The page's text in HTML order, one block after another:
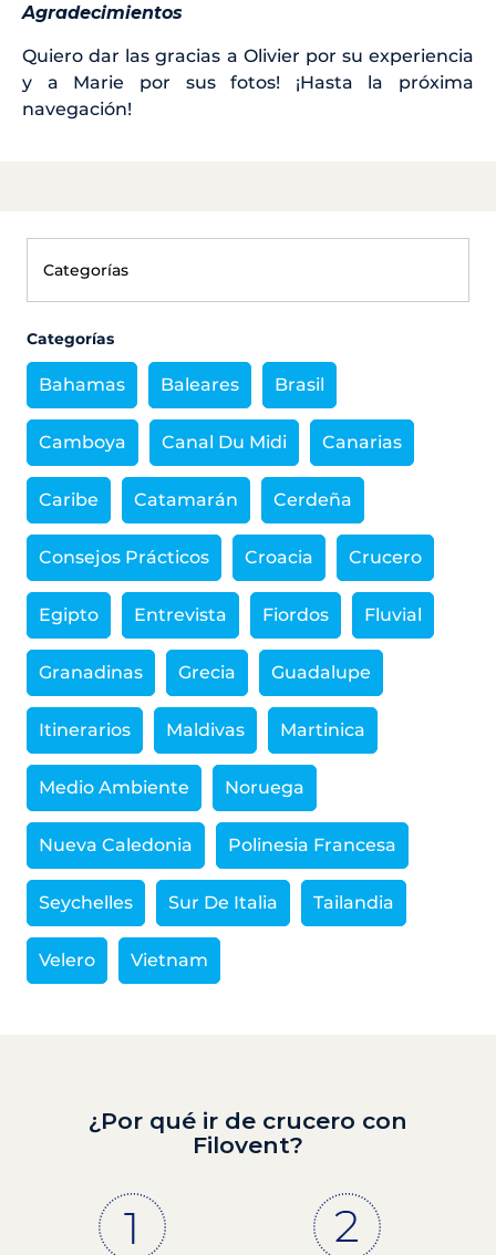
Agradecimientos
Quiero dar las gracias a Olivier por su experiencia
y a Marie por sus fotos! ¡Hasta la próxima
navegación!
Categorías
Bahamas Baleares Brasil
Camboya Canal Du Midi Canarias
Caribe Catamarán Cerdeña
Consejos Prácticos Croacia Crucero
Egipto Entrevista Fiordos Fluvial
Granadinas Grecia Guadalupe
Itinerarios Maldivas Martinica
Medio Ambiente Noruega
Nueva Caledonia Polinesia Francesa
Seychelles Sur De Italia Tailandia
Velero Vietnam
¿Por qué ir de crucero con
Filovent?